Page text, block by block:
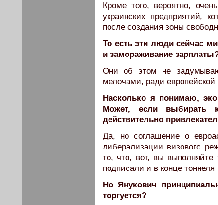
Кроме того, вероятно,
украинских предприятий,
после создания зоны
То есть эти люди сейчас
и замораживание
Они об этом не
мелочами, ради европейской
Насколько я понимаю,
Может, если выбирать
действительно
Да, но соглашение о
либерализации визового
то, что, вот, вы
подписали и в конце
Но Янукович
торгуется?